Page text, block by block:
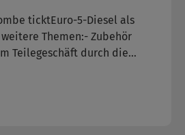
ticktEuro-5-Diesel als
Themen:- Zubehör
Teilegeschäft durch die